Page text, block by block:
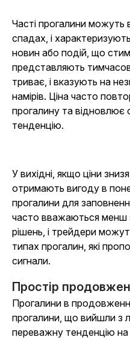
Часті прогалини можуть
спадах, і
новин або подій, що
представляють
триває, і вказують на
намірів. Ціна часто
прогалину та
тенденцію.
У вихідні, якщо ціни
отримають вигоду в
прогалини для
часто вважаються менш
рішень, і трейдери
типах прогалин, які
сигнали.
Простір
Прогалини в
прогалини, що вийшли з
переважну тенденцію